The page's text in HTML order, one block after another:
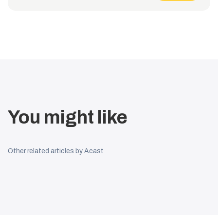
You might like
Other related articles by Acast